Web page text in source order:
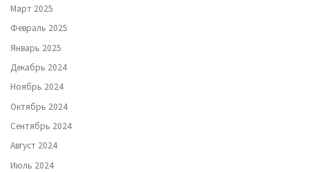
Март 2025
Февраль 2025
Январь 2025
Декабрь 2024
Ноябрь 2024
Октябрь 2024
Сентябрь 2024
Август 2024
Июль 2024